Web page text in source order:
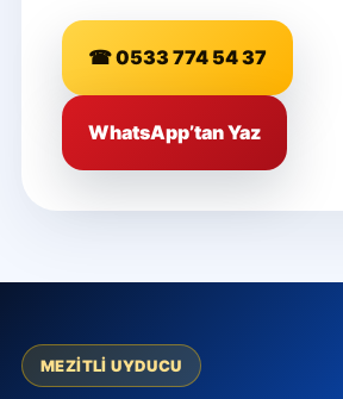
☎ 0533 774 54 37
WhatsApp’tan Yaz
MEZITLI UYDUCU